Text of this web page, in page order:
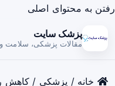
رفتن به محتوای اصلی
پزشک سایت
مقالات پزشکی، سلامت
خانه / پزشکی / کاهش